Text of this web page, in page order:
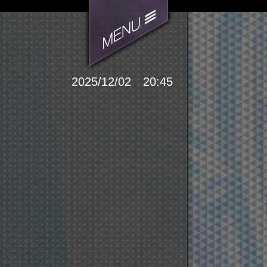
2025/12/02 20:45